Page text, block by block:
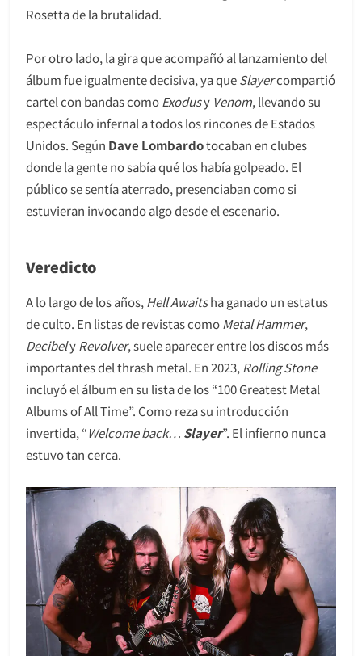
Rosetta de la brutalidad.
Por otro lado, la gira que acompañó al lanzamiento del
álbum fue igualmente decisiva, ya queSlayercompartió
cartel con bandas como Exodusy Venom, llevando su
espectáculo infernal a todos los rincones de Estados
Unidos. Según Dave Lombardotocaban en clubes
donde la gente no sabía qué los había golpeado. El
público se sentía aterrado, presenciaban como si
estuvieran invocando algo desde el escenario.
Veredicto
A lo largo de los años,Hell Awaitsha ganado un estatus
de culto. En listas de revistas comoMetal Hammer,
DecibelyRevolver, suele aparecer entre los discos más
importantes del thrash metal. En 2023,Rolling Stone
incluyó el álbum en su lista de los “100 Greatest Metal
Albums of All Time”. Como reza su introducción
invertida, “Welcome back… Slayer”. El infierno nunca
estuvo tan cerca.